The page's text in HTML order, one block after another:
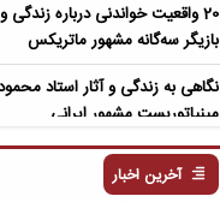
20 واقعیت خواندنی درباره زندگی
بازیگر سه‌گانه مشهور ماتریکس
نگاهی به زندگی و آثار استاد
مینیاتوریست مشهور ایرانی
نگاهی به زندگی و آثار عباس
سمفونی مردگان
آخرین اخبار